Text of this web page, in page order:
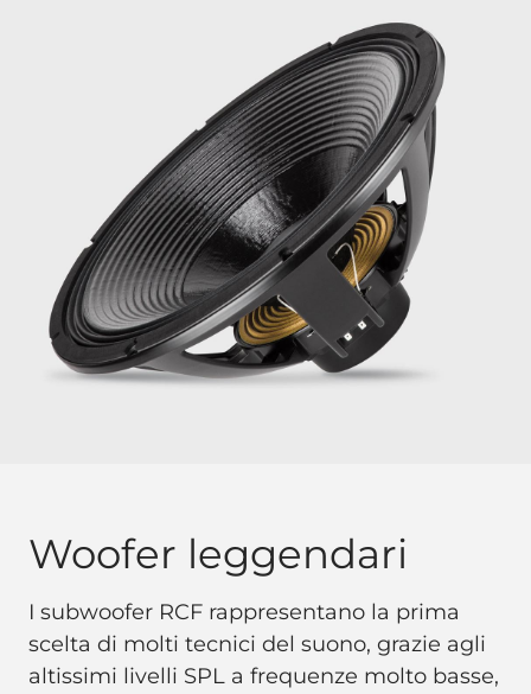
Woofer leggendari
I subwoofer RCF rappresentano la prima
scelta di molti tecnici del suono, grazie agli
altissimi livelli SPL a frequenze molto basse,